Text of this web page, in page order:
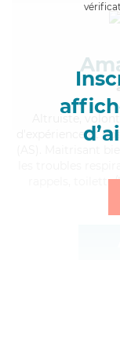
,
d'expérience et
rappels,